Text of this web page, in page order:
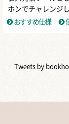
ホンでチャレンジ
おすすめ仕様
Tweets by